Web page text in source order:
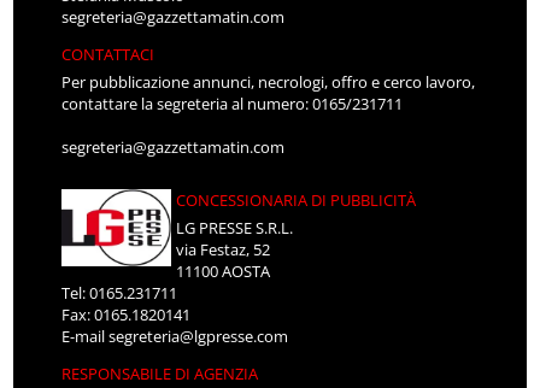
segreteria@gazzettamatin.com
CONTATTACI
Per pubblicazione annunci, necrologi, offro e cerco lavoro,
contattare la segreteria al numero: 0165/231711
segreteria@gazzettamatin.com
CONCESSIONARIA DI PUBBLICITÀ
LG PRESSE S.R.L.
via Festaz, 52
11100 AOSTA
Tel: 0165.231711
Fax: 0165.1820141
E-mailsegreteria@lgpresse.com
RESPONSABILE DI AGENZIA